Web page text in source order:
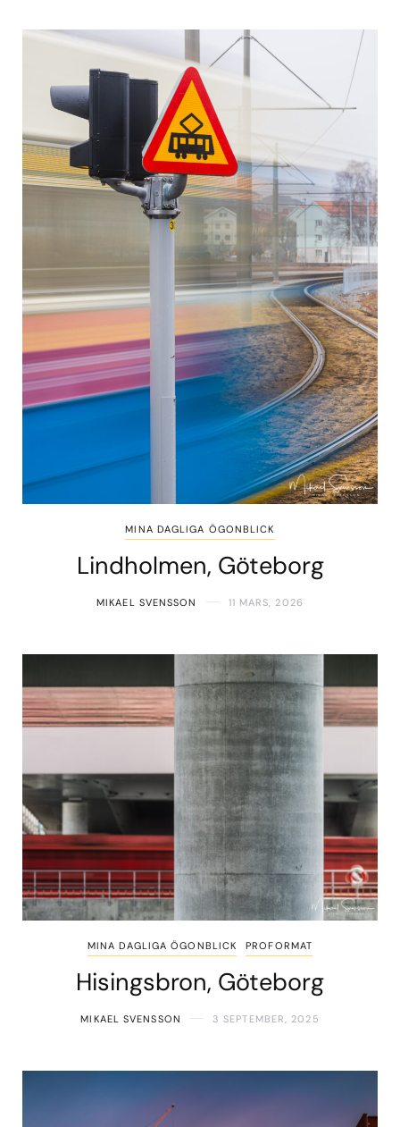
MINA DAGLIGA ÖGONBLICK
Lindholmen, Göteborg
MIKAEL SVENSSON 11 MARS, 2026
MINA DAGLIGA ÖGONBLICK PROFORMAT
Hisingsbron, Göteborg
MIKAEL SVENSSON 3 SEPTEMBER, 2025